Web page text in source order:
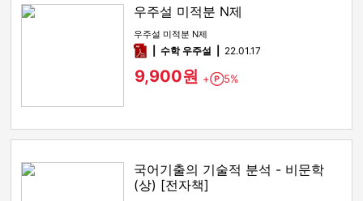
우주설 미적분 N제
우주설 미적분 N제
pdf수학 우주설 22.01.17
9,900원 + Point
5%
국어기출의 기술적 분석 - 비문학
(상) [전자책]